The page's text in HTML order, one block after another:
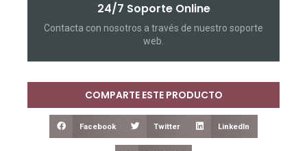
24/7 Soporte Online
Contacta con nosotros a través de nuestro soporte
web.
COMPARTE ESTE PRODUCTO
Facebook Twitter LinkedIn